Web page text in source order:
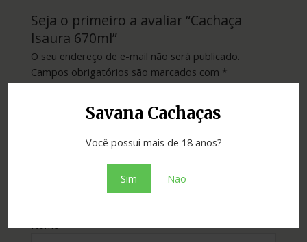
Savana Cachaças
Você possui mais de 18 anos?
Sim Não
Seja o primeiro a avaliar “Cachaça
Isaura 670ml”
O seu endereço de e-mail não será publicado.
Campos obrigatórios são marcados com *
Sua avaliação sobre o produto*
Nome*